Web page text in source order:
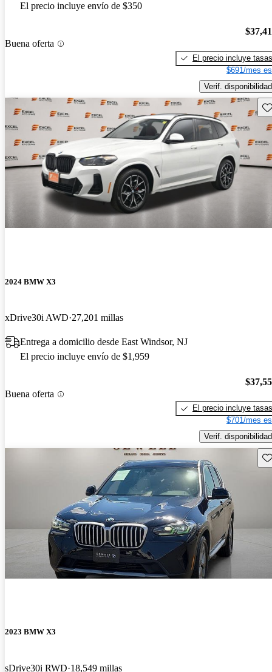
El precio incluye envío de $350
Buena oferta
El precio incluye tasas
$691/mes
Verif. disponibilidad
2024 BMW X3
xDrive30i AWD 27,201 millas
Entrega a domicilio desde East Windsor, NJ
El precio incluye envío de $1,959
Buena oferta
El precio incluye tasas
$701/mes
Verif. disponibilidad
2023 BMW X3
sDrive30i RWD 18,549 millas